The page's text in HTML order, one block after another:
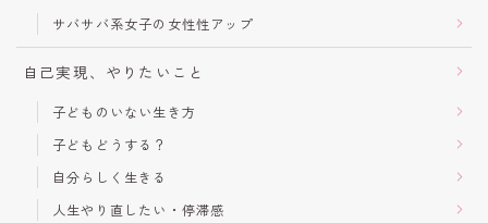
サバサバ系女子の女性性アップ
自己実現、やりたいこと
子どものいない生き方
子どもどうする？
自分らしく生きる
人生やり直したい・停滞感